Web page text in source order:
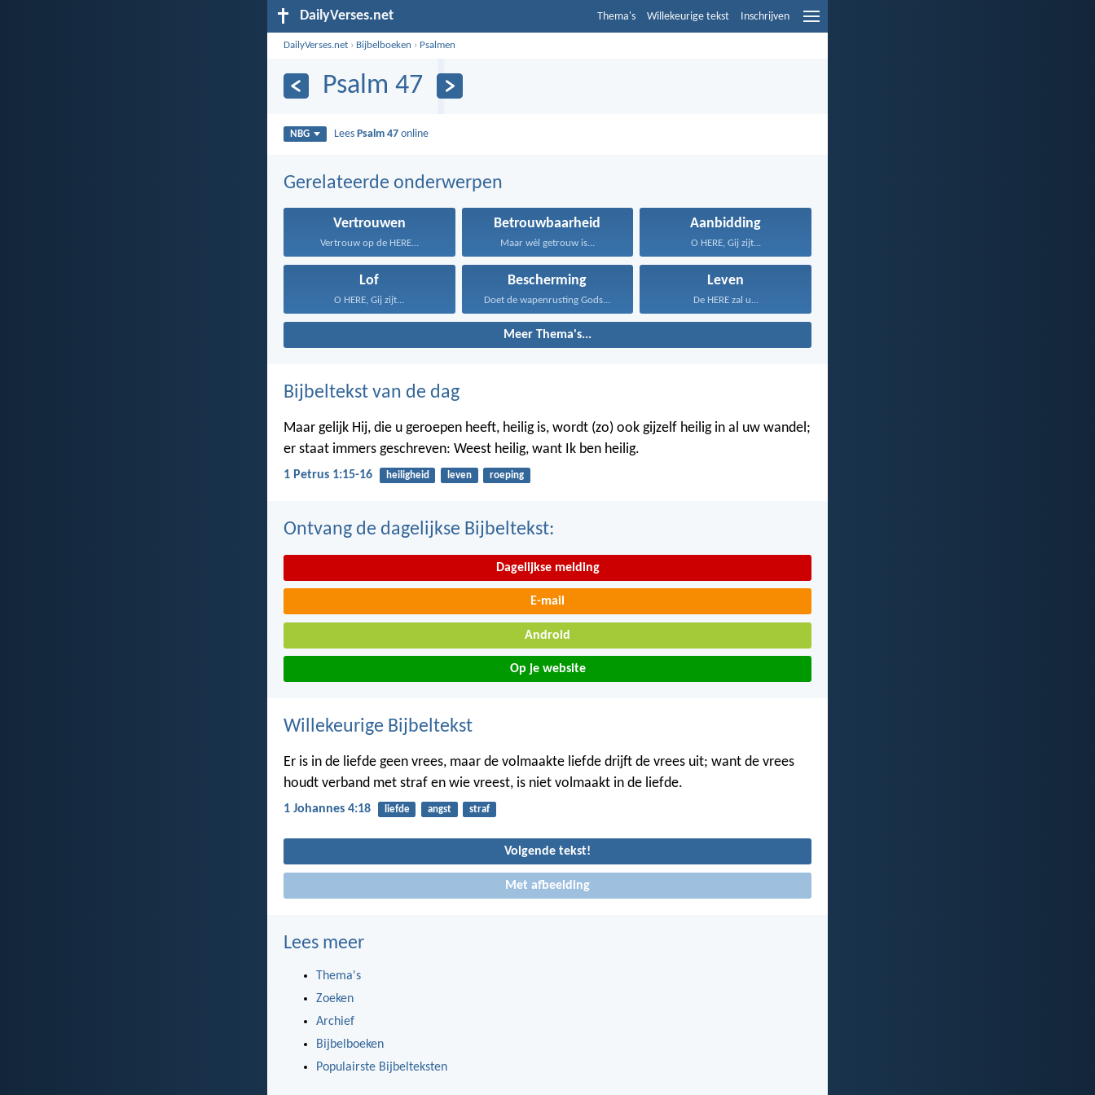
DailyVerses.net Thema's Willekeurige tekst Inschrijven
DailyVerses.net › Bijbelboeken › Psalmen
Psalm 47
NBG Lees Psalm 47 online
Gerelateerde onderwerpen
Vertrouwen
Vertrouw op de HERE...
Betrouwbaarheid
Maar wèl getrouw is...
Aanbidding
O HERE, Gij zijt...
Lof
O HERE, Gij zijt...
Bescherming
Doet de wapenrusting Gods...
Leven
De HERE zal u...
Meer Thema's...
Bijbeltekst van de dag
Maar gelijk Hij, die u geroepen heeft, heilig is, wordt (zo) ook gijzelf heilig in al uw wandel;
er staat immers geschreven: Weest heilig, want Ik ben heilig.
1 Petrus 1:15-16 heiligheid leven roeping
Ontvang de dagelijkse Bijbeltekst:
Dagelijkse melding
E-mail
Android
Op je website
Willekeurige Bijbeltekst
Er is in de liefde geen vrees, maar de volmaakte liefde drijft de vrees uit; want de vrees
houdt verband met straf en wie vreest, is niet volmaakt in de liefde.
1 Johannes 4:18 liefde angst straf
Volgende tekst!
Met afbeelding
Lees meer
Thema's
Zoeken
Archief
Bijbelboeken
Populairste Bijbelteksten